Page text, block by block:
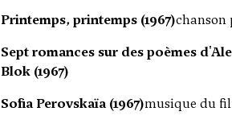
Printemps, printemps (1967)chanson
Sept romances sur des poèmes
Blok (1967)
Sofia Perovskaïa (1967)musique du